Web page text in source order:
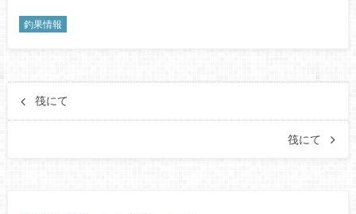
釣果情報
筏にて
筏にて